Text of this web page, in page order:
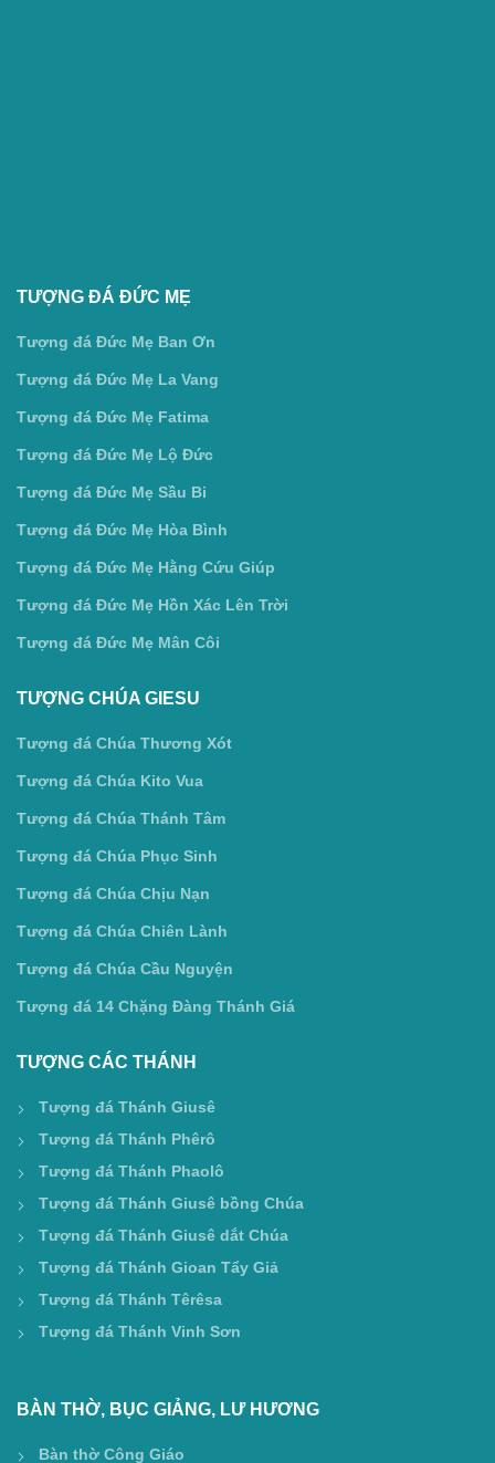
TƯỢNG ĐÁ ĐỨC MẸ
Tượng đá Đức Mẹ Ban Ơn
Tượng đá Đức Mẹ La Vang
Tượng đá Đức Mẹ Fatima
Tượng đá Đức Mẹ Lộ Đức
Tượng đá Đức Mẹ Sầu Bi
Tượng đá Đức Mẹ Hòa Bình
Tượng đá Đức Mẹ Hằng Cứu Giúp
Tượng đá Đức Mẹ Hồn Xác Lên Trời
Tượng đá Đức Mẹ Mân Côi
TƯỢNG CHÚA GIESU
Tượng đá Chúa Thương Xót
Tượng đá Chúa Kito Vua
Tượng đá Chúa Thánh Tâm
Tượng đá Chúa Phục Sinh
Tượng đá Chúa Chịu Nạn
Tượng đá Chúa Chiên Lành
Tượng đá Chúa Cầu Nguyện
Tượng đá 14 Chặng Đàng Thánh Giá
TƯỢNG CÁC THÁNH
Tượng đá Thánh Giusê
Tượng đá Thánh Phêrô
Tượng đá Thánh Phaolô
Tượng đá Thánh Giusê bồng Chúa
Tượng đá Thánh Giusê dắt Chúa
Tượng đá Thánh Gioan Tẩy Giả
Tượng đá Thánh Têrêsa
Tượng đá Thánh Vinh Sơn
BÀN THỜ, BỤC GIẢNG, LƯ HƯƠNG
Bàn thờ Công Giáo